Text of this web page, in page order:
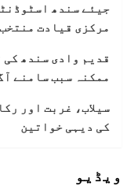
جیئے سندھ
مرکزی قیادت منتخب
قدیم وادی سندھ
ممکنہ سبب سامنے
سیلاب، غربت اور
کی دیہی خواتین
ویڈیو